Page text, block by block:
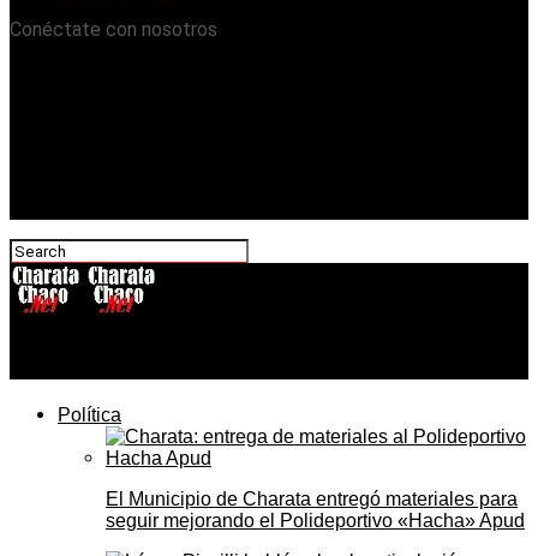
Conéctate con nosotros
Política
El Municipio de Charata entregó materiales para
seguir mejorando el Polideportivo «Hacha» Apud